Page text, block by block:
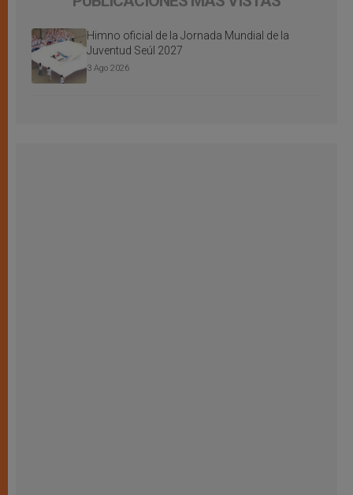
Himno oficial de la Jornada Mundial de la
Juventud Seúl 2027
3 Ago 2026